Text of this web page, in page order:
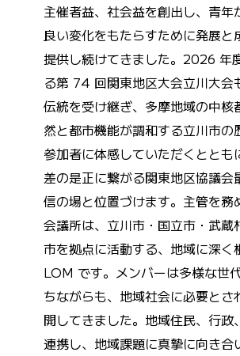
主催者益、社会益を創出し、青年
良い変化をもたらすために発展と
提供し続けてきました。2026 年
る第 74 回関東地区大会立川大会
伝統を受け継ぎ、多摩地域の中核
然と都市機能が調和する立川市の
参加者に体感していただくととも
差の是正に繋がる関東地区協議会
信の場と位置づけます。主管を務
会議所は、立川市・国立市・武蔵
市を拠点に活動する、地域に深く
LOM です。メンバーは多様な世
ちながらも、地域社会に必要とさ
開してきました。地域住民、行政
連携し、地域課題に真摯に向き合